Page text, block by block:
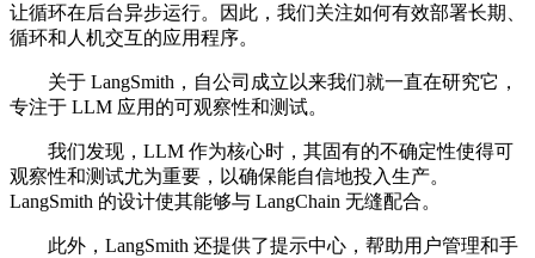
让循环在后台异步运行。因此，我们关注如何有效部署长期、
循环和人机交互的应用程序。
关于 LangSmith，自公司成立以来我们就一直在研究它，
专注于 LLM 应用的可观察性和测试。
我们发现，LLM 作为核心时，其固有的不确定性使得可
观察性和测试尤为重要，以确保能自信地投入生产。
LangSmith 的设计使其能够与 LangChain 无缝配合。
此外，LangSmith 还提供了提示中心，帮助用户管理和手